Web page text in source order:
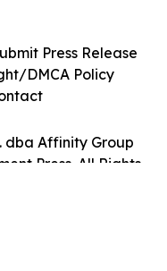
dba Affinity Group
Press. All Rights
Press Release
DMCA Policy